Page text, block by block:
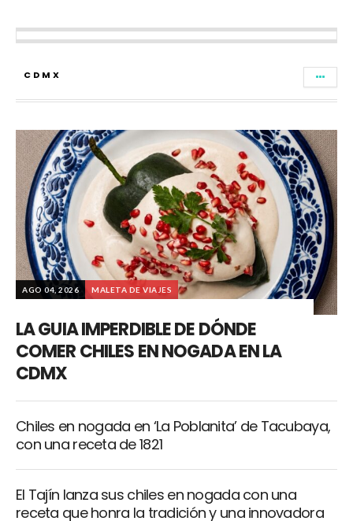
CDMX
AGO 04, 2026 MALETA DE VIAJES
LA GUIA IMPERDIBLE DE DÓNDE
COMER CHILES EN NOGADA EN LA
CDMX
Chiles en nogada en ‘La Poblanita’ de Tacubaya,
con una receta de 1821
El Tajín lanza sus chiles en nogada con una
receta que honra la tradición y una innovadora